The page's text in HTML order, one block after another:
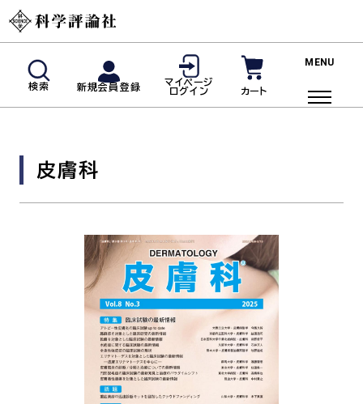
検索 新規会員登録
マイページ
ログイン
カート
新規会員登録
マイページログイン
よくあるご質問
雑誌
脳神経内科(神経内科)
臨床免疫・アレルギー科
呼吸器内科
皮膚科